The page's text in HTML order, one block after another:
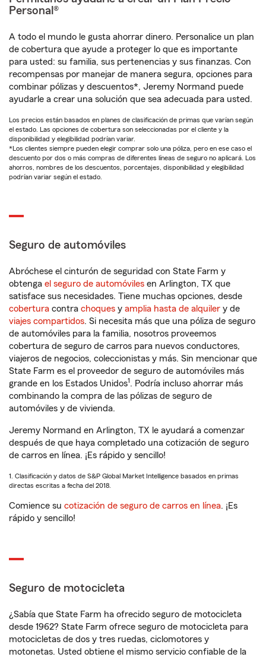
Personal®
A todo el mundo le gusta ahorrar dinero. Personalice un plan
de cobertura que ayude a proteger lo que es importante
para usted: su familia, sus pertenencias y sus finanzas. Con
recompensas por manejar de manera segura, opciones para
combinar pólizas y descuentos*, Jeremy Normand puede
ayudarle a crear una solución que sea adecuada para usted.
Los precios están basados en planes de clasificación de primas que varían según
el estado. Las opciones de cobertura son seleccionadas por el cliente y la
disponibilidad y elegibilidad podrían variar.
*Los clientes siempre pueden elegir comprar solo una póliza, pero en ese caso el
descuento por dos o más compras de diferentes líneas de seguro no aplicará. Los
ahorros, nombres de los descuentos, porcentajes, disponibilidad y elegibilidad
podrían variar según el estado.
Seguro de automóviles
Abróchese el cinturón de seguridad con State Farm y
obtenga el seguro de automóviles en Arlington, TX que
satisface sus necesidades. Tiene muchas opciones, desde
cobertura contra choques y amplia hasta de alquiler y de
viajes compartidos. Si necesita más que una póliza de seguro
de automóviles para la familia, nosotros proveemos
cobertura de seguro de carros para nuevos conductores,
viajeros de negocios, coleccionistas y más. Sin mencionar que
State Farm es el proveedor de seguro de automóviles más
grande en los Estados Unidos1. Podría incluso ahorrar más
combinando la compra de las pólizas de seguro de
automóviles y de vivienda.
Jeremy Normand en Arlington, TX le ayudará a comenzar
después de que haya completado una cotización de seguro
de carros en línea. ¡Es rápido y sencillo!
1. Clasificación y datos de S&P Global Market Intelligence basados en primas
directas escritas a fecha del 2018.
Comience su cotización de seguro de carros en línea. ¡Es
rápido y sencillo!
Seguro de motocicleta
¿Sabía que State Farm ha ofrecido seguro de motocicleta
desde 1962? State Farm ofrece seguro de motocicleta para
motocicletas de dos y tres ruedas, ciclomotores y
motonetas. Usted obtiene el mismo servicio confiable de la